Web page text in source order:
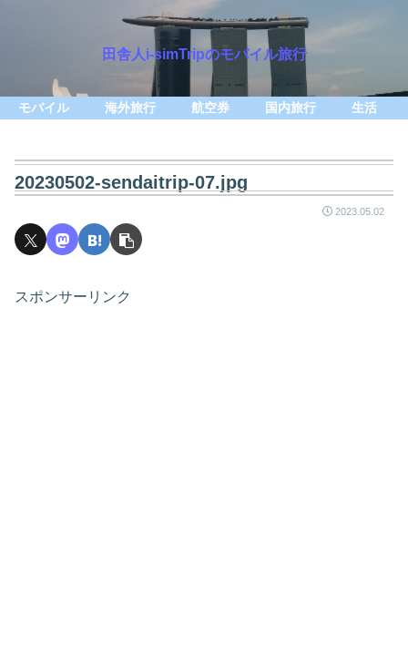
田舎人i-simTripのモバイル旅行
モバイル 海外旅行 航空券 国内旅行 生活
20230502-sendaitrip-07.jpg
2023.05.02
スポンサーリンク